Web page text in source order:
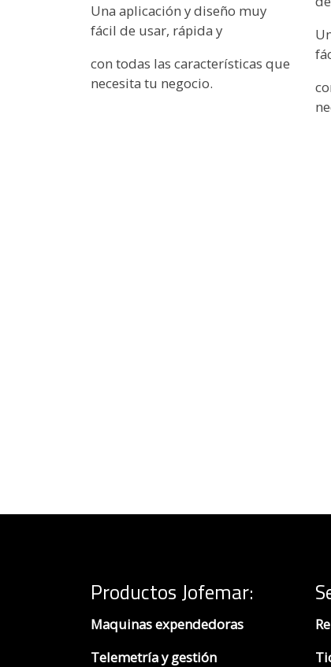
Una aplicación y diseño muy
fácil de usar, rápida y
con todas las características que
necesita tu negocio.
Productos Jofemar:
Maquinas expendedoras
Telemetría y gestión